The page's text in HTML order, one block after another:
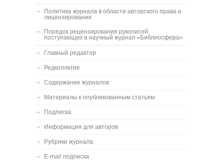
Политика журнала в области авторского права и
лицензирования
Порядок рецензирования рукописей,
поступающих в научный журнал «Библиосфера»
Главный редактор
Редколлегия
Содержание журналов
Материалы к опубликованным статьям
Подписка
Информация для авторов
Рубрики журнала
E-mail подписка